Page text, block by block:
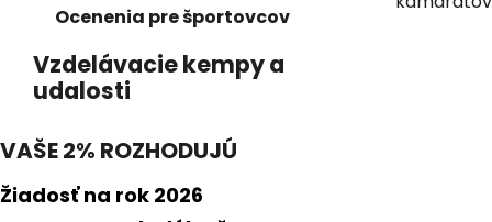
Ocenenia pre športovcov
Vzdelávacie kempy a
udalosti
VAŠE 2% ROZHODUJÚ
Žiadosť na rok 2026
s